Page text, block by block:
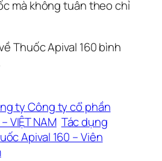
mà không tuân theo chỉ
Thuốc Apival 160 bình
ty Công ty cổ phần
VIỆT NAM Tác dụng
Apival 160 – Viên